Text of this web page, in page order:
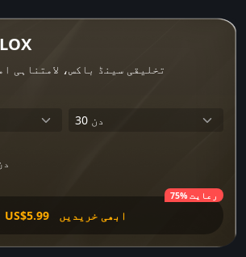
تخلیقی سینڈ باکس، لامتناہی
/
US$5.99 ابھی خریدیں
75% رعایت